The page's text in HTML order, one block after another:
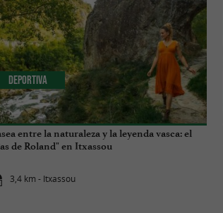
entre la naturaleza y la leyenda vasca: el
de Roland" en Itxassou
3,4 km - Itxassou
Deportiva